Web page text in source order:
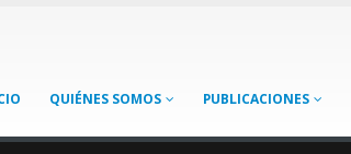
QUIÉNES SOMOS PUBLICACIONES